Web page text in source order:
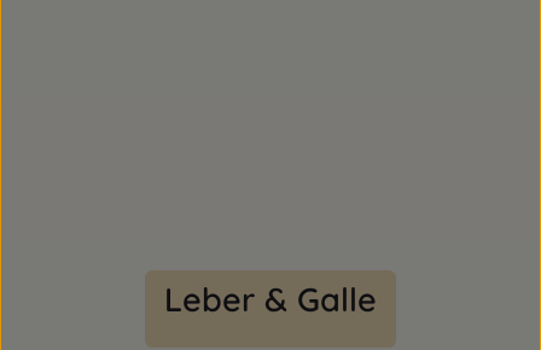
Leber & Galle